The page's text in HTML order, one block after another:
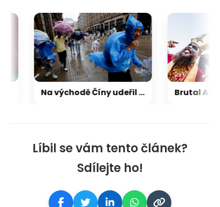
Líbil se vám tento článek?
Sdílejte ho!
Na východě Číny udeřil tajfun Dolphin. Úřady evakuovaly přes milion lidí